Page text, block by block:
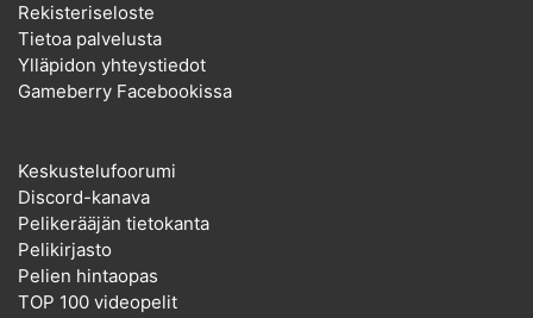
Rekisteriseloste
Tietoa palvelusta
Ylläpidon yhteystiedot
Gameberry Facebookissa
Keskustelufoorumi
Discord-kanava
Pelikerääjän tietokanta
Pelikirjasto
Pelien hintaopas
TOP 100 videopelit